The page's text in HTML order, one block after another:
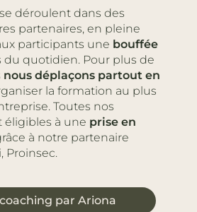
déroulent dans des
partenaires, en pleine
participants une bouffée
du quotidien. Pour plus de
nous déplaçons partout en
la formation au plus
Toutes nos
éligibles à une prise en
à notre partenaire
Proinsec.
coaching par Ariona